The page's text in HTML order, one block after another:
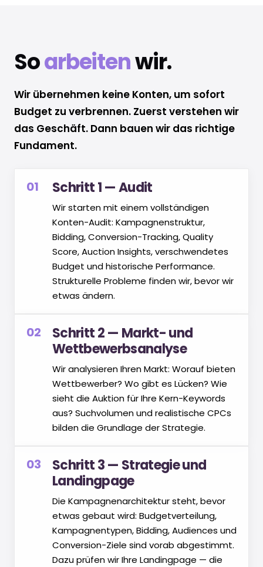
Soarbeitenwir.
Wir übernehmen keine Konten, um sofort
Budget zu verbrennen. Zuerst verstehen wir
das Geschäft. Dann bauen wir das richtige
Fundament.
01 Schritt 1 — Audit
Wir starten mit einem vollständigen
Konten-Audit: Kampagnenstruktur,
Bidding, Conversion-Tracking, Quality
Score, Auction Insights, verschwendetes
Budget und historische Performance.
Strukturelle Probleme finden wir, bevor wir
etwas ändern.
02
Schritt 2 — Markt- und
Wettbewerbsanalyse
Wir analysieren Ihren Markt: Worauf bieten
Wettbewerber? Wo gibt es Lücken? Wie
sieht die Auktion für Ihre Kern-Keywords
aus? Suchvolumen und realistische CPCs
bilden die Grundlage der Strategie.
03
Schritt 3 — Strategie und
Landingpage
Die Kampagnenarchitektur steht, bevor
etwas gebaut wird: Budgetverteilung,
Kampagnentypen, Bidding, Audiences und
Conversion-Ziele sind vorab abgestimmt.
Dazu prüfen wir Ihre Landingpage — die